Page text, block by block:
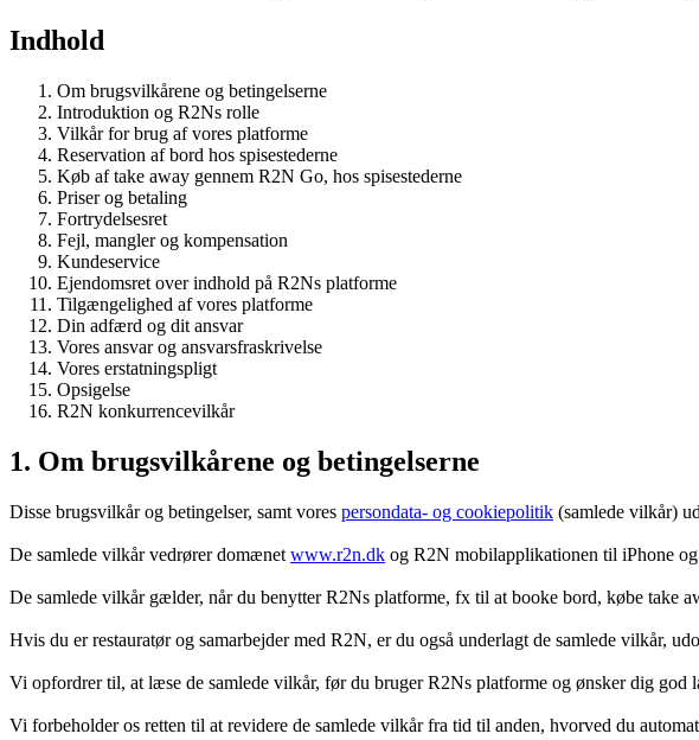
Indhold
Om brugsvilkårene og betingelserne
Introduktion og R2Ns rolle
Vilkår for brug af vores platforme
Reservation af bord hos spisestederne
Køb af take away gennem R2N Go, hos spisestederne
Priser og betaling
Fortrydelsesret
Fejl, mangler og kompensation
Kundeservice
Ejendomsret over indhold på R2Ns platforme
Tilgængelighed af vores platforme
Din adfærd og dit ansvar
Vores ansvar og ansvarsfraskrivelse
Vores erstatningspligt
Opsigelse
R2N konkurrencevilkår
1. Om brugsvilkårene og betingelserne
Disse brugsvilkår og betingelser, samt vores persondata- og cookiepolitik (samlede vilkår)
De samlede vilkår vedrører domænet www.r2n.dk og R2N mobilapplikationen til iPhone
De samlede vilkår gælder, når du benytter R2Ns platforme, fx til at booke bord, købe take
Hvis du er restauratør og samarbejder med R2N, er du også underlagt de samlede vilkår,
Vi opfordrer til, at læse de samlede vilkår, før du bruger R2Ns platforme og ønsker dig god
Vi forbeholder os retten til at revidere de samlede vilkår fra tid til anden, hvorved du